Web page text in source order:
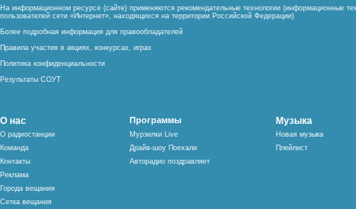
На информационном ресурсе (сайте) применяются рекомендательные технологии (информационные
пользователей сети «Интернет», находящихся на территории Российской Федерации)
Более подробная информация для правообладателей
Правила участия в акциях, конкурсах, играх
Политика конфиденциальности
Результаты СОУТ
О нас
О радиостанции
Команда
Контакты
Реклама
Города вещания
Сетка вещания
Программы
Мурзилки Live
Драйв-шоу Поехали
Авторадио поздравляет
Музыка
Новая музыка
Плейлист